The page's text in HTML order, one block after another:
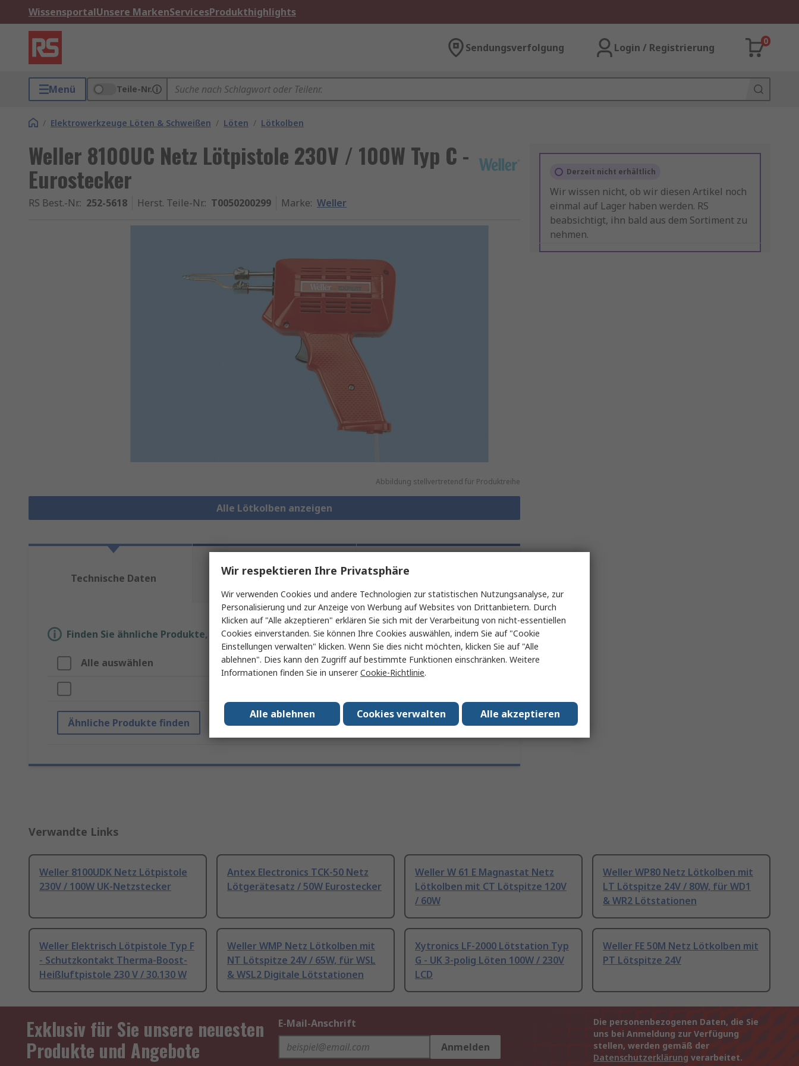
WissensportalUnsere MarkenServicesProdukthighlights
Sendungsverfolgung Login / Registrierung
0
Menü Teile-Nr.
/ Elektrowerkzeuge Löten & Schweißen / Löten / Lötkolben
Weller 8100UC Netz Lötpistole 230V / 100W Typ C -
Eurostecker
RS Best.-Nr.: 252-5618 Herst. Teile-Nr.: T0050200299 Marke: Weller
Abbildung stellvertretend für Produktreihe
Alle Lötkolben anzeigen
Derzeit nicht erhältlich
Wir wissen nicht, ob wir diesen Artikel noch
einmal auf Lager haben werden. RS
beabsichtigt, ihn bald aus dem Sortiment zu
nehmen.
Technische Daten
Mehr Infos und
technische
Dokumente
Finden Sie ähnliche Produkte, indem Sie ein oder mehrere Eigenschaften auswählen.
Alle auswählen Eigenschaft Wert
Ähnliche Produkte finden
Verwandte Links
Weller 8100UDK Netz Lötpistole
230V / 100W UK-Netzstecker
Antex Electronics TCK-50 Netz
Lötgerätesatz / 50W Eurostecker
Weller W 61 E Magnastat Netz
Lötkolben mit CT Lötspitze 120V
/ 60W
Weller WP80 Netz Lötkolben mit
LT Lötspitze 24V / 80W, für WD1
& WR2 Lötstationen
Weller Elektrisch Lötpistole Typ F
- Schutzkontakt Therma-Boost-
Heißluftpistole 230 V / 30.130 W
Weller WMP Netz Lötkolben mit
NT Lötspitze 24V / 65W, für WSL
& WSL2 Digitale Lötstationen
Xytronics LF-2000 Lötstation Typ
G - UK 3-polig Löten 100W / 230V
LCD
Weller FE 50M Netz Lötkolben mit
PT Lötspitze 24V
Exklusiv für Sie unsere neuesten
Produkte und Angebote
E-Mail-Anschrift
Anmelden
Die personenbezogenen Daten, die Sie
uns bei Anmeldung zur Verfügung
stellen, werden gemäß der
Datenschutzerklärung verarbeitet.
Wir respektieren Ihre Privatsphäre
Wir verwenden Cookies und andere Technologien zur statistischen Nutzungsanalyse, zur
Personalisierung und zur Anzeige von Werbung auf Websites von Drittanbietern. Durch
Klicken auf "Alle akzeptieren" erklären Sie sich mit der Verarbeitung von nicht-essentiellen
Cookies einverstanden. Sie können Ihre Cookies auswählen, indem Sie auf "Cookie
Einstellungen verwalten" klicken. Wenn Sie dies nicht möchten, klicken Sie auf "Alle
ablehnen". Dies kann den Zugriff auf bestimmte Funktionen einschränken. Weitere
Informationen finden Sie in unsererCookie-Richtlinie.
Alle akzeptieren
Cookies verwalten
Alle ablehnen